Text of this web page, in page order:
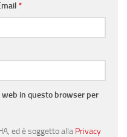
*
in questo browser per
ed è soggetto alla Privacy